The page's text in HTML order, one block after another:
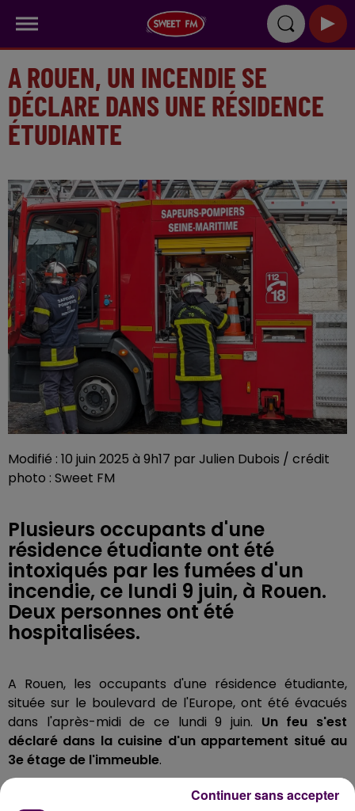
A ROUEN, UN INCENDIE SE
DÉCLARE DANS UNE RÉSIDENCE
ÉTUDIANTE
Modifié : 10 juin 2025 à 9h17 par Julien Dubois / crédit
photo : Sweet FM
Plusieurs occupants d'une
résidence étudiante ont été
intoxiqués par les fumées d'un
incendie, ce lundi 9 juin, à Rouen.
Deux personnes ont été
hospitalisées.
A Rouen, les occupants d'une résidence étudiante,
située sur le boulevard de l'Europe, ont été évacués
dans l'après-midi de ce lundi 9 juin. Un feu s'est
déclaré dans la cuisine d'un appartement situé au
3e étage de l'immeuble.
UN LOCATAIRE RELOGÉContinuer sans accepter